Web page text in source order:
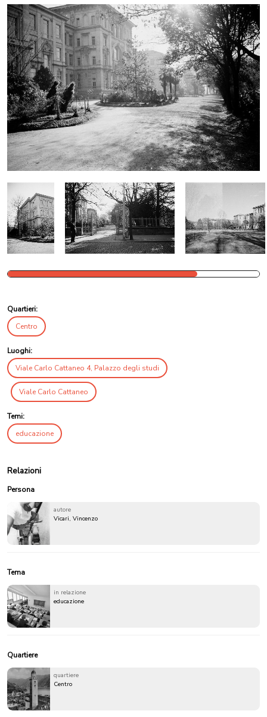
Quartieri:
Centro
Luoghi:
Viale Carlo Cattaneo 4, Palazzo degli studi
Viale Carlo Cattaneo
Temi:
educazione
Relazioni
Persona
autore
Vicari, Vincenzo
Tema
in relazione
educazione
Quartiere
quartiere
Centro